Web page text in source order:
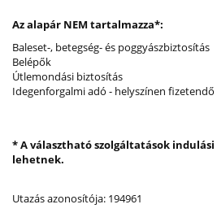
Az alapár NEM tartalmazza*:
Baleset-, betegség- és poggyászbiztosítás
Belépők
Útlemondási biztosítás
Idegenforgalmi adó - helyszínen fizetendő
* A választható szolgáltatások
lehetnek.
Utazás azonosítója: 194961